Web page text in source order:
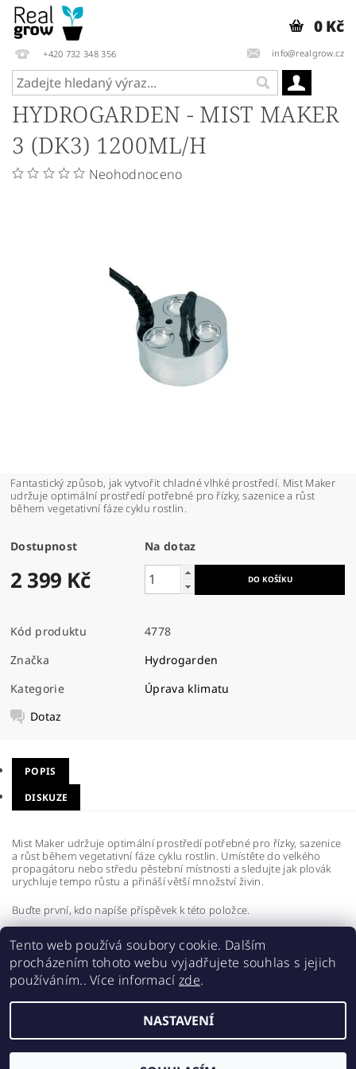
+420 732 348 356 info@realgrow.cz
0 Kč
HYDROGARDEN - MIST MAKER
3 (DK3) 1200ML/H
Neohodnoceno
Fantastický způsob, jak vytvořit chladné vlhké prostředí. Mist Maker
udržuje optimální prostředí potřebné pro řízky, sazenice a růst
během vegetativní fáze cyklu rostlin.
Dostupnost Na dotaz
2 399 Kč
Kód produktu
4778
Značka
Hydrogarden
Kategorie
Úprava klimatu
Dotaz
POPIS
DISKUZE
Mist Maker udržuje optimální prostředí potřebné pro řízky, sazenice
a růst během vegetativní fáze cyklu rostlin. Umístěte do velkého
propagátoru nebo středu pěstební místnosti a sledujte jak plovák
urychluje tempo růstu a přináší větší množství živin.
Buďte první, kdo napíše příspěvek k této položce.
Přidat komentář
2026 ©Realgrow, všechna práva vyhrazena
Tento web používá soubory cookie. Dalším
procházením tohoto webu vyjadřujete souhlas s jejich
používáním.. Více informací zde.
NASTAVENÍ